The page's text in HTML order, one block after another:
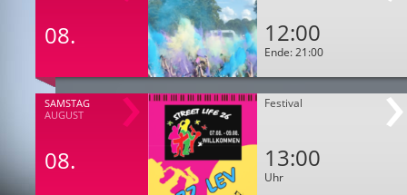
08. 12:00
Ende: 21:00
SAMSTAG
AUGUST
08.
Festival
13:00
Uhr